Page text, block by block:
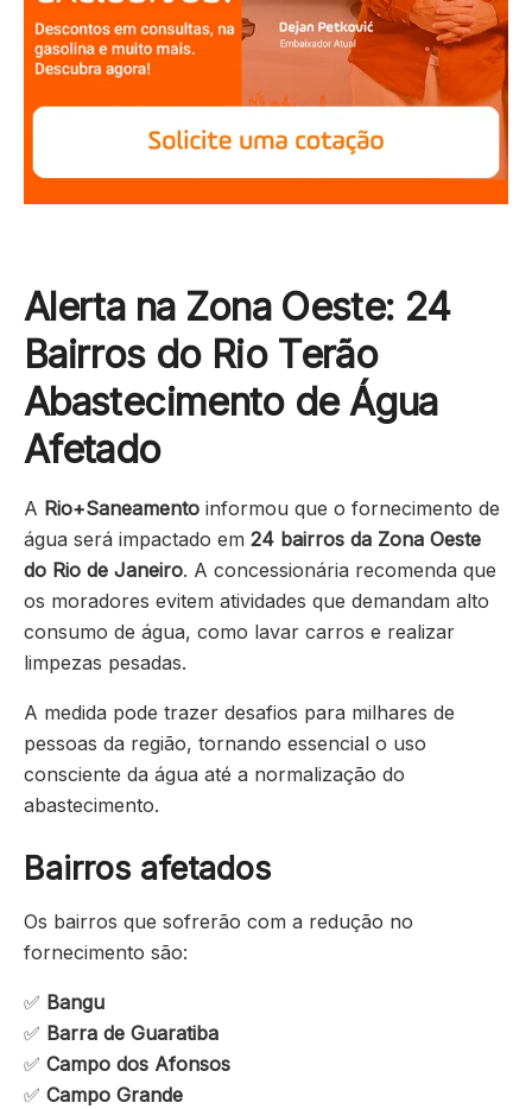
Alerta na Zona Oeste: 24
Bairros do Rio Terão
Abastecimento de Água
Afetado
A Rio+Saneamento informou que o fornecimento de
água será impactado em 24 bairros da Zona Oeste
do Rio de Janeiro. A concessionária recomenda que
os moradores evitem atividades que demandam alto
consumo de água, como lavar carros e realizar
limpezas pesadas.
A medida pode trazer desafios para milhares de
pessoas da região, tornando essencial o uso
consciente da água até a normalização do
abastecimento.
Bairros afetados
Os bairros que sofrerão com a redução no
fornecimento são:
✅ Bangu
✅ Barra de Guaratiba
✅ Campo dos Afonsos
✅ Campo Grande